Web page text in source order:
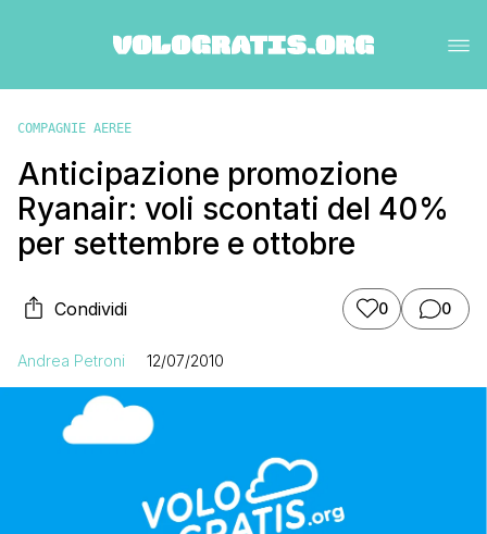
COMPAGNIE AEREE
Anticipazione promozione
Ryanair: voli scontati del 40%
per settembre e ottobre
Condividi 0 0
Andrea Petroni 12/07/2010